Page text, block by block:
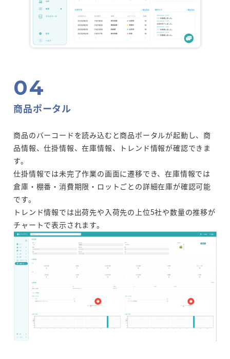
商品ポータル
商品のバーコードを読み込むと商品ポータルが起動し、商
品情報、仕掛情報、在庫情報、トレンド情報が確認できま
す。
仕掛情報では未完了作業の画面に遷移でき、在庫情報では
倉庫・棚番・消費期限・ロットごとの詳細在庫が確認可能
です。
トレンド情報では出荷先や入荷先の上位5社や数量の推移が
チャートで表示されます。